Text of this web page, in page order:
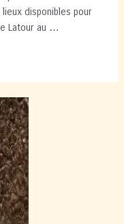
disponibles pour
Latour au …